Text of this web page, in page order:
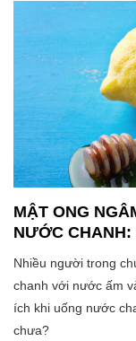
MẬT ONG
NƯỚC
Nhiều người trong
chanh với nước ấm
ích khi uống nước
chưa?